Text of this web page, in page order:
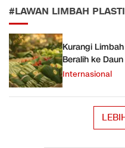
#LAWAN LIMBAH
Kurangi
Beralih ke
Internasional